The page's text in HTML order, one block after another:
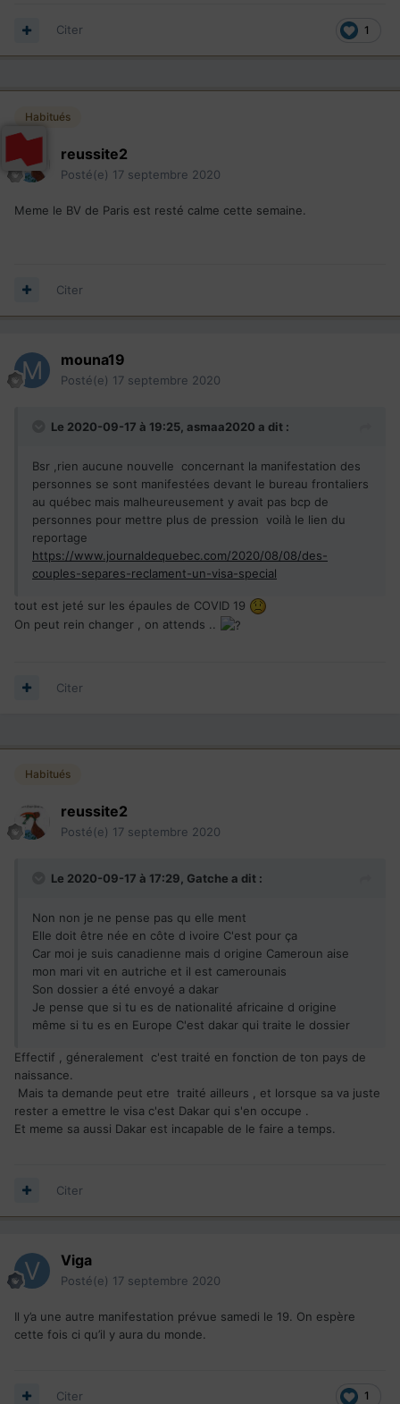
1
Citer
Habitués
reussite2
Posté(e) 17 septembre 2020
Meme le BV de Paris est resté calme cette semaine.
Citer
mouna19
Posté(e) 17 septembre 2020
Le 2020-09-17 à 19:25, asmaa2020 a dit :
Bsr ,rien aucune nouvelle concernant la manifestation des
personnes se sont manifestées devant le bureau frontaliers
au québec mais malheureusement y avait pas bcp de
personnes pour mettre plus de pression voilà le lien du
reportage
https://www.journaldequebec.com/2020/08/08/des-
couples-separes-reclament-un-visa-special
tout est jeté sur les épaules de COVID 19
On peut rein changer , on attends ..
Citer
Habitués
reussite2
Posté(e) 17 septembre 2020
Le 2020-09-17 à 17:29, Gatche a dit :
Non non je ne pense pas qu elle ment
Elle doit être née en côte d ivoire C'est pour ça
Car moi je suis canadienne mais d origine Cameroun aise
mon mari vit en autriche et il est camerounais
Son dossier a été envoyé a dakar
Je pense que si tu es de nationalité africaine d origine
même si tu es en Europe C'est dakar qui traite le dossier
Effectif , géneralement c'est traité en fonction de ton pays de
naissance.
Mais ta demande peut etre traité ailleurs , et lorsque sa va juste
rester a emettre le visa c'est Dakar qui s'en occupe .
Et meme sa aussi Dakar est incapable de le faire a temps.
Citer
Viga
Posté(e) 17 septembre 2020
Il y’a une autre manifestation prévue samedi le 19. On espère
cette fois ci qu’il y aura du monde.
1
Citer